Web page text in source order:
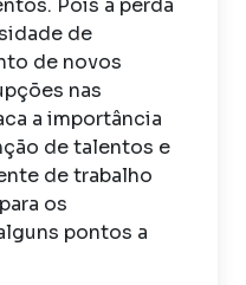
Pois a perda
de
de novos
nas
a importância
de talentos e
de trabalho
os
pontos a